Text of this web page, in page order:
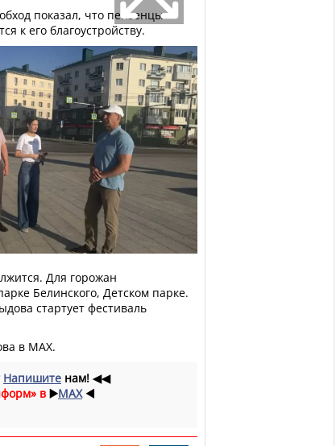
показал, что пензенцы
к его благоустройству.
Для горожан
Белинского, Детском парке.
стартует фестиваль
в МАХ.
Напишите нам! ◀◀
в ▶️MAX ◀️